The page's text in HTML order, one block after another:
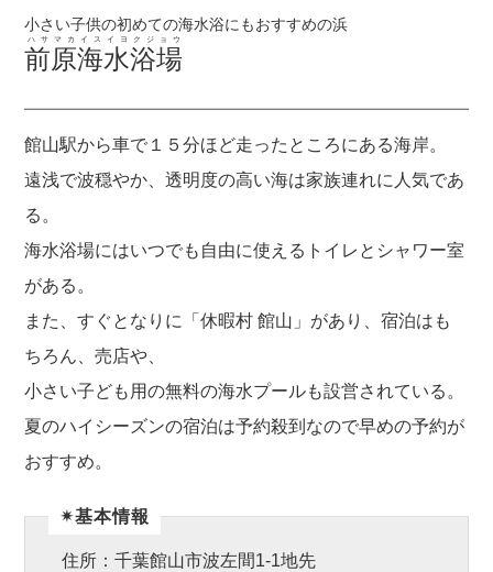
小さい子供の初めての海水浴にもおすすめの浜
前原海水浴場
ハサマカイスイヨクジョウ
館山駅から車で１５分ほど走ったところにある海岸。
遠浅で波穏やか、透明度の高い海は家族連れに人気であ
る。
海水浴場にはいつでも自由に使えるトイレとシャワー室
がある。
また、すぐとなりに「休暇村 館山」があり、宿泊はも
ちろん、売店や、
小さい子ども用の無料の海水プールも設営されている。
夏のハイシーズンの宿泊は予約殺到なので早めの予約が
おすすめ。
✴︎基本情報
住所：千葉館山市波左間1-1地先